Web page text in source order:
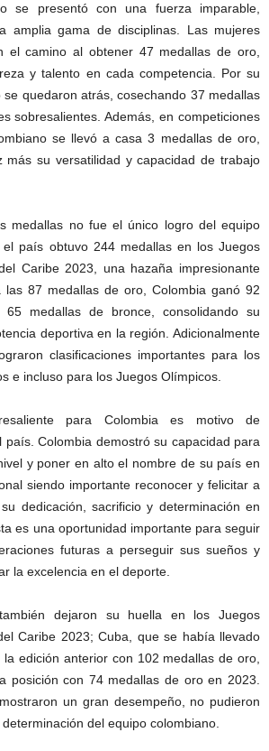
se presentó con una fuerza imparable,
amplia gama de disciplinas. Las mujeres
el camino al obtener 47 medallas de oro,
y talento en cada competencia. Por su
quedaron atrás, cosechando 37 medallas
sobresalientes. Además, en competiciones
se llevó a casa 3 medallas de oro,
más su versatilidad y capacidad de trabajo
medallas no fue el único logro del equipo
país obtuvo 244 medallas en los Juegos
Caribe 2023, una hazaña impresionante
87 medallas de oro, Colombia ganó 92
medallas de bronce, consolidando su
deportiva en la región. Adicionalmente
clasificaciones importantes para los
e incluso para los Juegos Olímpicos.
para Colombia es motivo de
país. Colombia demostró su capacidad para
y poner en alto el nombre de su país en
siendo importante reconocer y felicitar a
dedicación, sacrificio y determinación en
es una oportunidad importante para seguir
futuras a perseguir sus sueños y
la excelencia en el deporte.
dejaron su huella en los Juegos
Caribe 2023; Cuba, que se había llevado
edición anterior con 102 medallas de oro,
posición con 74 medallas de oro en 2023.
un gran desempeño, no pudieron
del equipo colombiano.